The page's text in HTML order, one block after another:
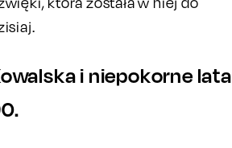
i niepokorne lata